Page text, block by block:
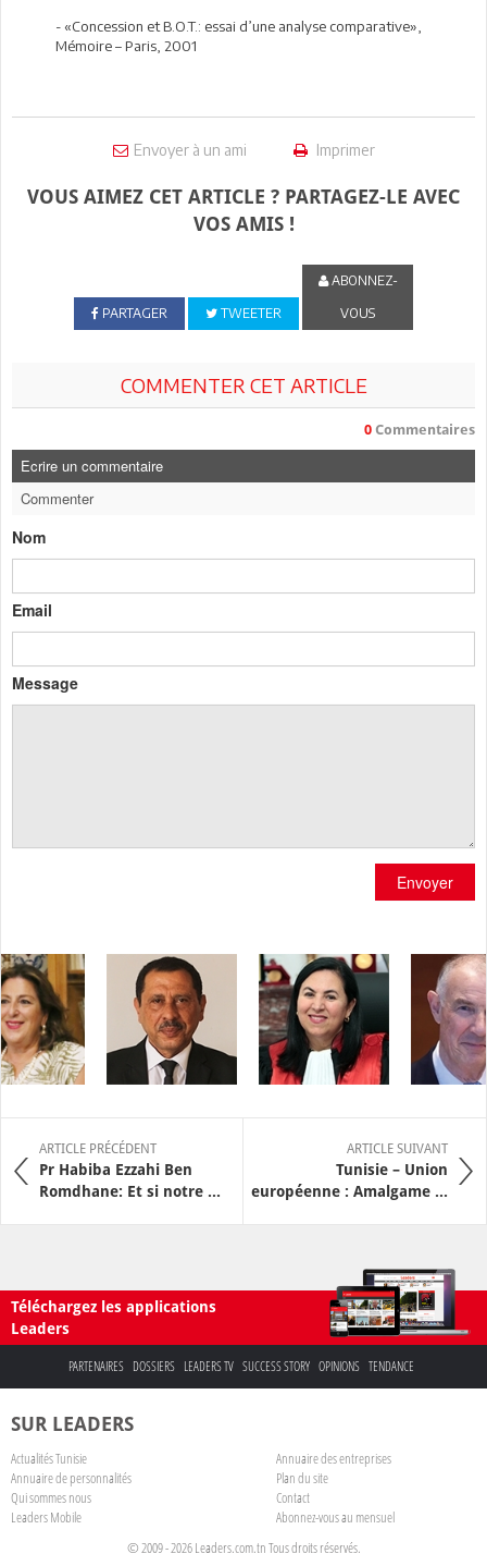
- «Concession et B.O.T.: essai d’une analyse comparative»,
Mémoire – Paris, 2001
Envoyer à un ami Imprimer
VOUS AIMEZ CET ARTICLE ? PARTAGEZ-LE AVEC
VOS AMIS !
PARTAGER TWEETER
ABONNEZ-
VOUS
COMMENTER CET ARTICLE
0 Commentaires
Ecrire un commentaire
Commenter
Nom
Email
Message
Envoyer
ARTICLE PRÉCÉDENT
Pr Habiba Ezzahi Ben
Romdhane: Et si notre ...
ARTICLE SUIVANT
Tunisie – Union
européenne : Amalgame ...
Téléchargez les applications
Leaders
PARTENAIRES DOSSIERS LEADERS TV SUCCESS STORY OPINIONS TENDANCE
SUR LEADERS
Actualités Tunisie
Annuaire des entreprises
Annuaire de personnalités
Plan du site
Qui sommes nous
Contact
Leaders Mobile
Abonnez-vous au mensuel
© 2009 - 2026 Leaders.com.tn Tous droits réservés.